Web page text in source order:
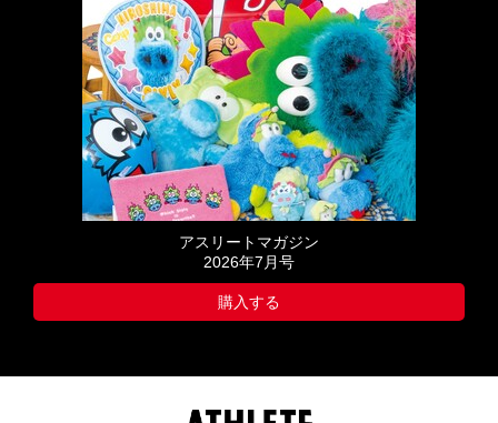
アスリートマガジン
2026年7月号
購入する